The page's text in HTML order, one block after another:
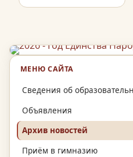
МЕНЮ САЙТА
Сведения об
Объявления
Архив новостей
Приём в гимназию